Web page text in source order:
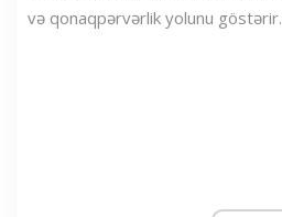
və qonaqpərvərlik yolunu göstərir.